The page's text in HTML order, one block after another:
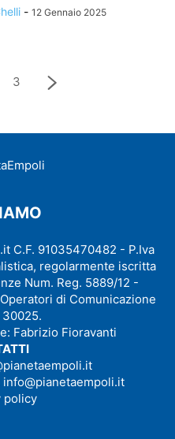
- 12 Gennaio 2025
3
C.F. 91035470482 - P.Iva
regolarmente iscritta
Num. Reg. 5889/12 -
di Comunicazione
Fabrizio Fioravanti
info@pianetaempoli.it
policy